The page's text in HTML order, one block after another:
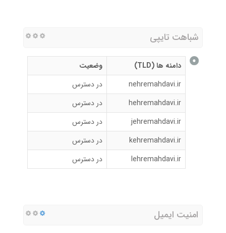
شباهت تایپی
دامنه ها (TLD)
وضعیت
nehremahdavi.ir
در دسترس
hehremahdavi.ir
در دسترس
jehremahdavi.ir
در دسترس
kehremahdavi.ir
در دسترس
lehremahdavi.ir
در دسترس
امنیت ایمیل